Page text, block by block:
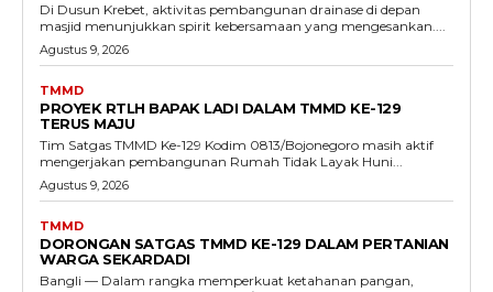
Di Dusun Krebet, aktivitas pembangunan drainase di depan
masjid menunjukkan spirit kebersamaan yang mengesankan....
Agustus 9, 2026
TMMD
PROYEK RTLH BAPAK LADI DALAM TMMD KE-129
TERUS MAJU
Tim Satgas TMMD Ke-129 Kodim 0813/Bojonegoro masih aktif
mengerjakan pembangunan Rumah Tidak Layak Huni...
Agustus 9, 2026
TMMD
DORONGAN SATGAS TMMD KE-129 DALAM PERTANIAN
WARGA SEKARDADI
Bangli — Dalam rangka memperkuat ketahanan pangan,